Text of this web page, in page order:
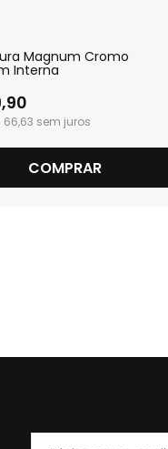
Magnum Cromo
Interna
66,63
COMPRAR